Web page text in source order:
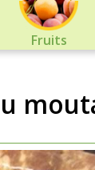
Fruits